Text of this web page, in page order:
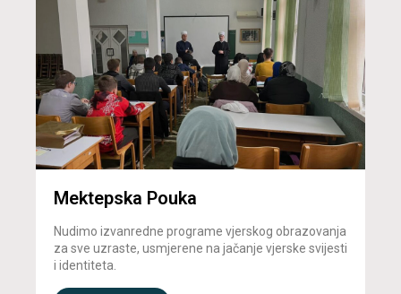
Mektepska Pouka
Nudimo izvanredne programe vjerskog obrazovanja
za sve uzraste, usmjerene na jačanje vjerske svijesti
i identiteta.